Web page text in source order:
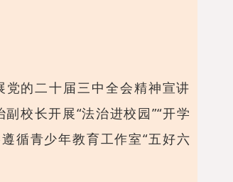
的二十届三中全会精神宣讲
校长开展“法治进校园”“开学
循青少年教育工作室“五好六